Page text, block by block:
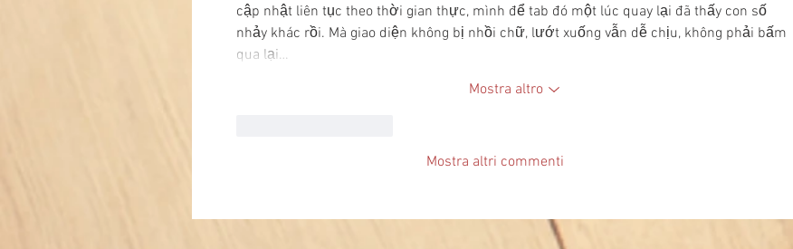
cập nhật liên tục theo thời gian thực, mình để tab đó một lúc quay lại đã thấy con số
nhảy khác rồi. Mà giao diện không bị nhồi chữ, lướt xuống vẫn dễ chịu, không phải bấm
qua lại…
Mostra altro
Mostra altri commenti